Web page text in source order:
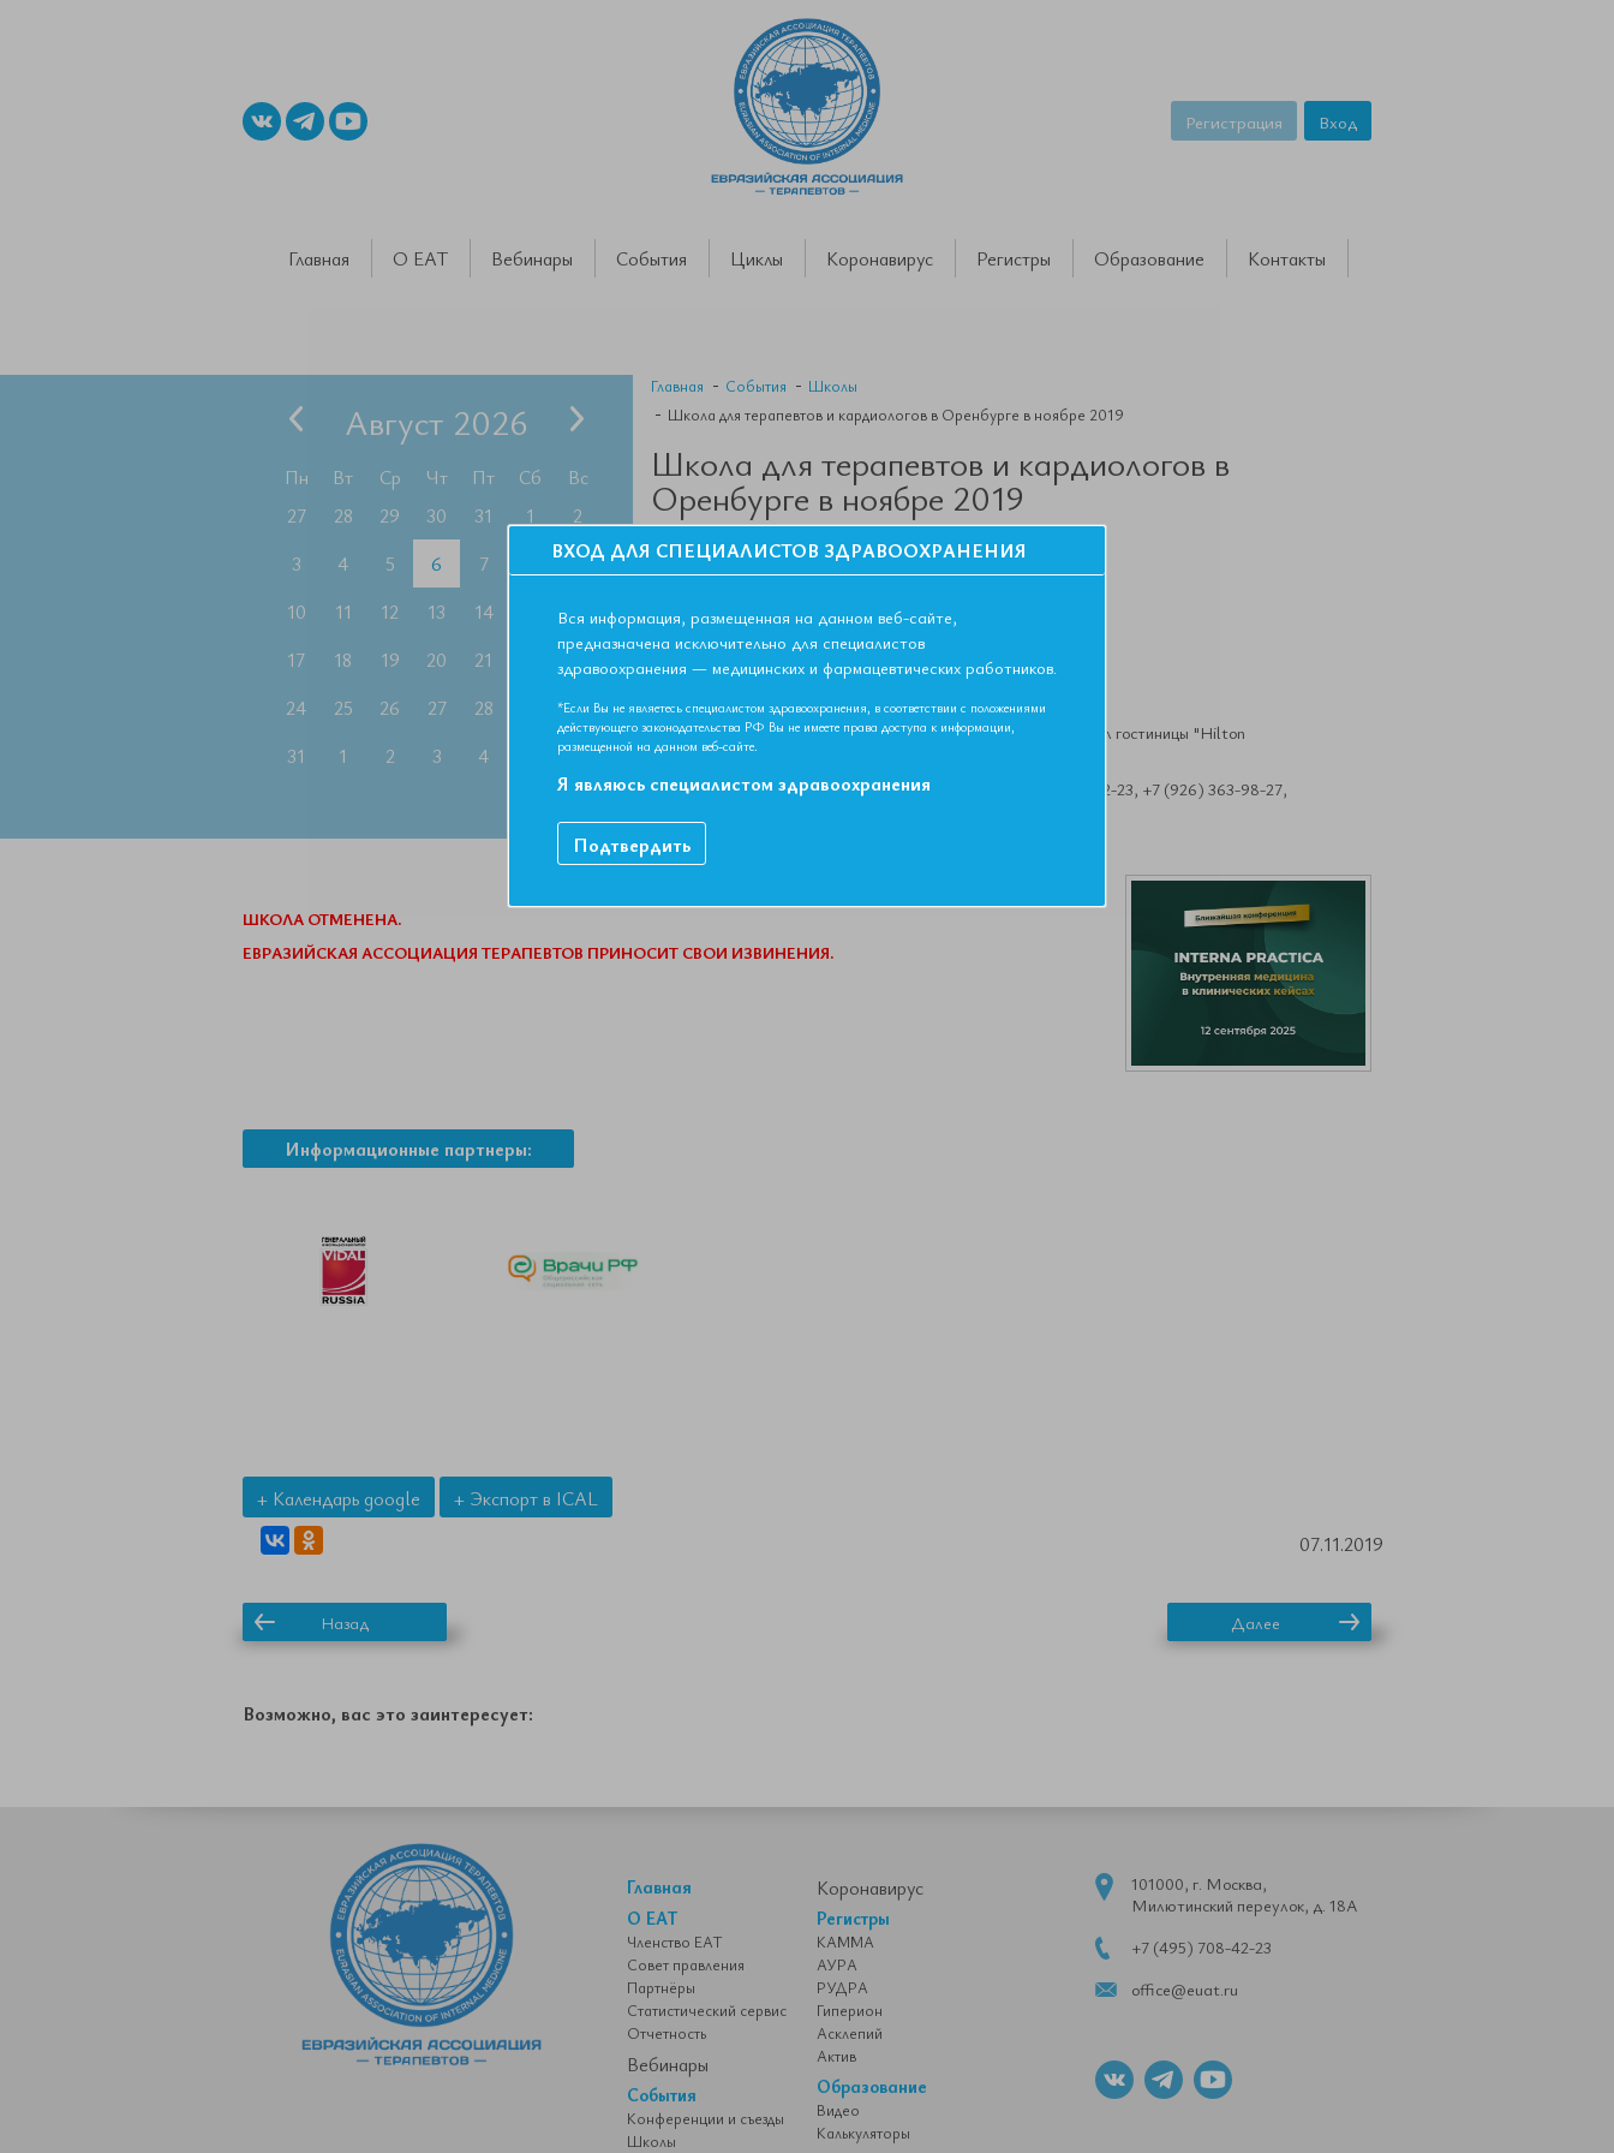
Регистрация Вход
Главная О ЕАТ Вебинары События Циклы Коронавирус Регистры Образование Контакты
Август 2026
Пн Вт Ср Чт Пт Сб
Вс
27
28 29 30 31 1
2
3
4 5 6 7
9
10
11 12 13 14
16
17
18 19 20 21
23
24
25 26 27 28
30
31
1 2 3 4 6
Главная События
Школы
Школа для терапевтов и кардиологов в Оренбурге в ноябре 2019
Школа для терапевтов и кардиологов в
Оренбурге в ноябре 2019
Мероприятие прошло
Дата окончания:07.11.2019
Время начала регистрации:15:00
Город:Оренбург
Адрес:г. Оренбург, ул. Маршала Жукова, 26 конференц-зал гостиницы "Hilton
Garden Inn Orenburg"
Контактная информация:Рудь Анастасия, +7 (495) 708-42-23, +7 (926) 363-98-27,
ШКОЛА ОТМЕНЕНА.
ЕВРАЗИЙСКАЯ АССОЦИАЦИЯ ТЕРАПЕВТОВ ПРИНОСИТ СВОИ ИЗВИНЕНИЯ.
Информационные партнеры:
+ Календарь google
+ Экспорт в ICAL
07.11.2019
Назад Далее
Возможно, вас это заинтересует:
Главная
О ЕАТ
Членство ЕАТ
Совет правления
Партнёры
Статистический сервис
Отчетность
Вебинары
События
Конференции и съезды
Школы
Коронавирус
Регистры
КАММА
АУРА
РУДРА
Гиперион
Асклепий
Актив
Образование
Видео
Калькуляторы
101000, г. Москва,
Милютинский переулок, д. 18А
+7 (495) 708-42-23
office@euat.ru
ВХОД ДЛЯ СПЕЦИАЛИСТОВ ЗДРАВООХРАНЕНИЯ
Вся информация, размещенная на данном веб-сайте,
предназначена исключительно для специалистов
здравоохранения — медицинских и фармацевтических работников.
*Если Вы не являетесь специалистом здравоохранения, в соответствии с положениями
действующего законодательства РФ Вы не имеете права доступа к информации,
размещенной на данном веб-сайте.
Я являюсь специалистом здравоохранения
Подтвердить